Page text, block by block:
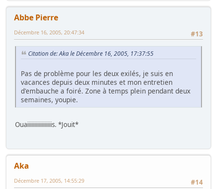
Abbe Pierre
#13
Décembre 16, 2005, 20:47:34
Citation de: Aka le Décembre 16, 2005, 17:37:55
Pas de problème pour les deux exilés, je suis en
vacances depuis deux minutes et mon entretien
d'embauche a foiré. Zone à temps plein pendant deux
semaines, youpie.
Ouaiiiiiiiiiiiiiiiiis. *Jouit*
Aka
#14
Décembre 17, 2005, 14:55:29